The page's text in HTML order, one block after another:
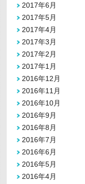
2017年6月
2017年5月
2017年4月
2017年3月
2017年2月
2017年1月
2016年12月
2016年11月
2016年10月
2016年9月
2016年8月
2016年7月
2016年6月
2016年5月
2016年4月